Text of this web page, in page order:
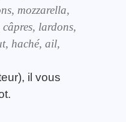
mozzarella,
lardons,
haché, ail,
il vous